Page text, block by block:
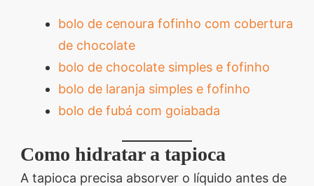
bolo de cenoura fofinho com cobertura
de chocolate
bolo de chocolate simples e fofinho
bolo de laranja simples e fofinho
bolo de fubá com goiabada
Como hidratar a tapioca
A tapioca precisa absorver o líquido antes de